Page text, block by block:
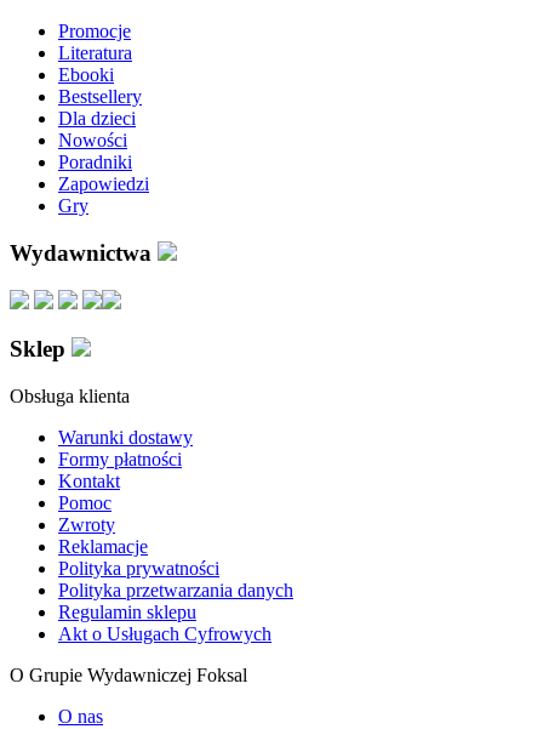
Promocje
Literatura
Ebooki
Bestsellery
Dla dzieci
Nowości
Poradniki
Zapowiedzi
Gry
Wydawnictwa
Sklep
Obsługa klienta
Warunki dostawy
Formy płatności
Kontakt
Pomoc
Zwroty
Reklamacje
Polityka prywatności
Polityka przetwarzania danych
Regulamin sklepu
Akt o Usługach Cyfrowych
O Grupie Wydawniczej Foksal
O nas